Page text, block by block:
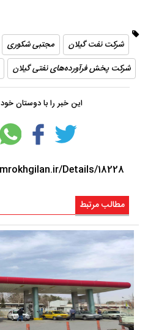
شرکت نفت گیلان مجتبی شکوری
شرکت پخش فرآورده‌های نفتی گیلان
این خبر را با دوستان
Details/18228
مطالب مرتبط